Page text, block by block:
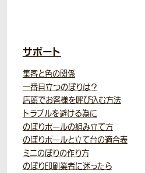
サポート
集客と色の関係
一番目立つのぼりは？
店頭でお客様を呼び込む方法
トラブルを避ける為に
のぼりポールの組み立て方
のぼりポールと立て台の適合表
ミニのぼりの作り方
のぼり印刷業者に迷ったら